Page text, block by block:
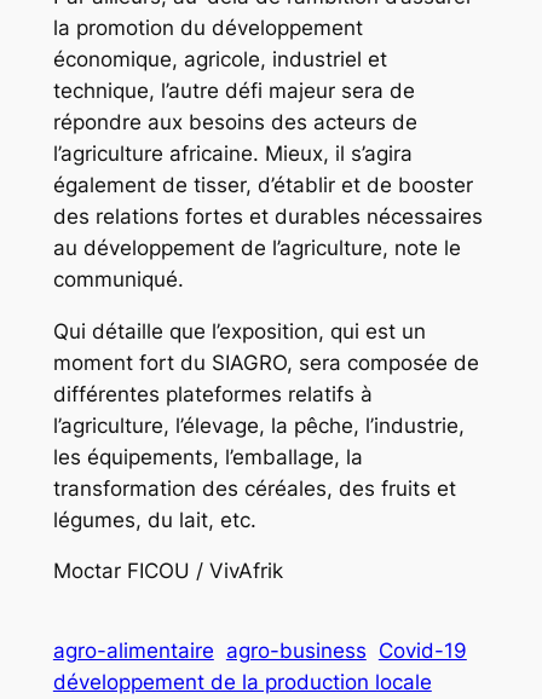
la promotion du développement
économique, agricole, industriel et
technique, l’autre défi majeur sera de
répondre aux besoins des acteurs de
l’agriculture africaine. Mieux, il s’agira
également de tisser, d’établir et de booster
des relations fortes et durables nécessaires
au développement de l’agriculture, note le
communiqué.
Qui détaille que l’exposition, qui est un
moment fort du SIAGRO, sera composée de
différentes plateformes relatifs à
l’agriculture, l’élevage, la pêche, l’industrie,
les équipements, l’emballage, la
transformation des céréales, des fruits et
légumes, du lait, etc.
Moctar FICOU / VivAfrik
agro-alimentaire agro-business Covid-19
développement de la production locale